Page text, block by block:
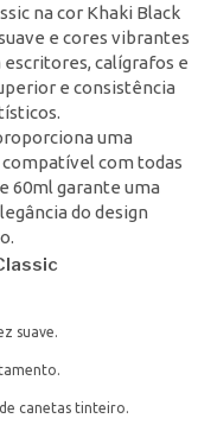
na cor Khaki Black
e cores vibrantes
calígrafos e
e consistência
uma
com todas
60ml garante uma
do design
suave.
canetas tinteiro.